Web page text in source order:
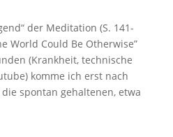
der Meditation (S. 141-
World Could Be Otherwise”
(Krankheit, technische
komme ich erst nach
spontan gehaltenen, etwa